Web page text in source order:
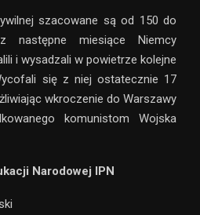
szacowane są od 150 do
następne miesiące Niemcy
i wysadzali w powietrze kolejne
się z niej ostatecznie 17
wkroczenie do Warszawy
komunistom Wojska
Narodowej IPN